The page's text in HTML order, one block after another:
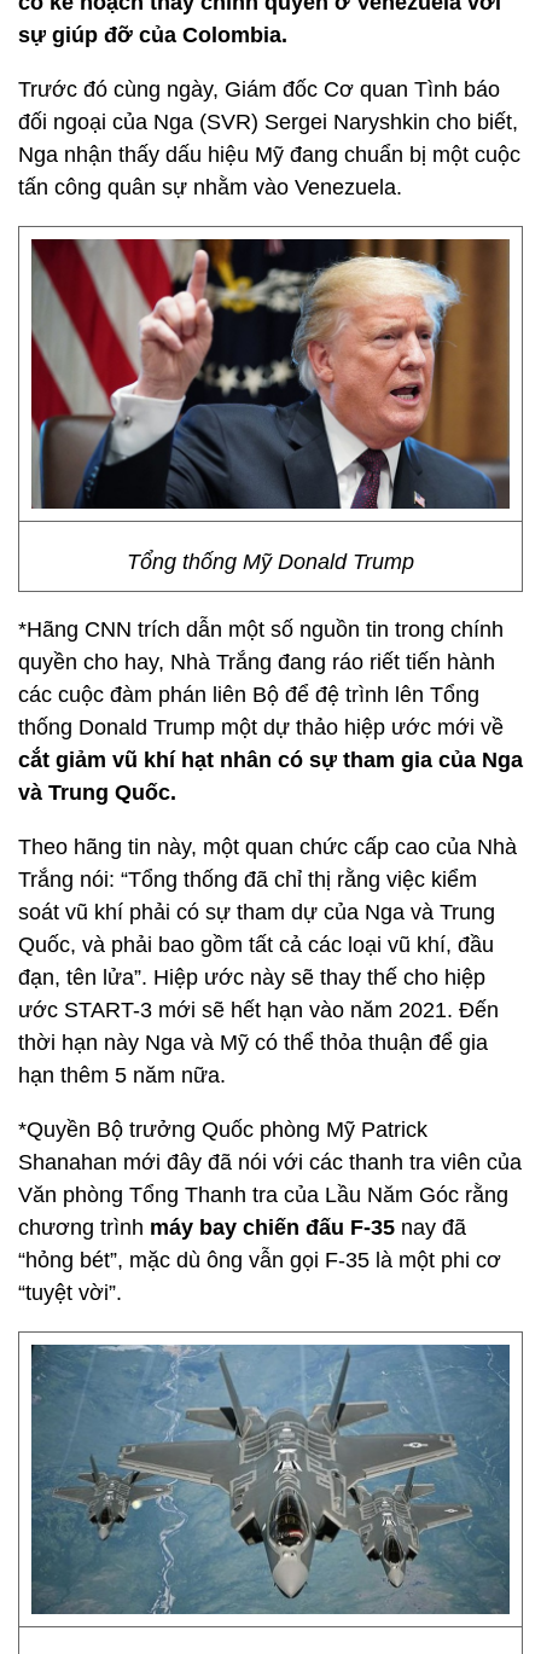
sự giúp đỡ của Colombia.
Trước đó cùng ngày, Giám đốc Cơ quan Tình báo
đối ngoại của Nga (SVR) Sergei Naryshkin cho biết,
Nga nhận thấy dấu hiệu Mỹ đang chuẩn bị một cuộc
tấn công quân sự nhằm vào Venezuela.
Tổng thống Mỹ Donald Trump
*Hãng CNN trích dẫn một số nguồn tin trong chính
quyền cho hay, Nhà Trắng đang ráo riết tiến hành
các cuộc đàm phán liên Bộ để đệ trình lên Tổng
thống Donald Trump một dự thảo hiệp ước mới về
cắt giảm vũ khí hạt nhân có sự tham gia của Nga
và Trung Quốc.
Theo hãng tin này, một quan chức cấp cao của Nhà
Trắng nói: “Tổng thống đã chỉ thị rằng việc kiểm
soát vũ khí phải có sự tham dự của Nga và Trung
Quốc, và phải bao gồm tất cả các loại vũ khí, đầu
đạn, tên lửa”. Hiệp ước này sẽ thay thế cho hiệp
ước START-3 mới sẽ hết hạn vào năm 2021. Đến
thời hạn này Nga và Mỹ có thể thỏa thuận để gia
hạn thêm 5 năm nữa.
*Quyền Bộ trưởng Quốc phòng Mỹ Patrick
Shanahan mới đây đã nói với các thanh tra viên của
Văn phòng Tổng Thanh tra của Lầu Năm Góc rằng
chương trình máy bay chiến đấu F-35 nay đã
“hỏng bét”, mặc dù ông vẫn gọi F-35 là một phi cơ
“tuyệt vời”.